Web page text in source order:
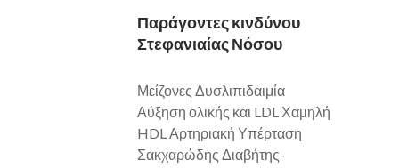
Παράγοντες κινδύνου
Στεφανιαίας Νόσου
Μείζονες Δυσλιπιδαιμία
Αύξηση ολικής και LDL Χαμηλή
HDL Αρτηριακή Υπέρταση
Σακχαρώδης Διαβήτης-